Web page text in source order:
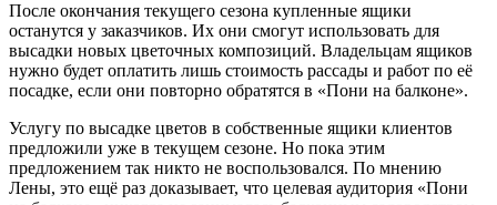
После окончания текущего сезона купленные ящики
останутся у заказчиков. Их они смогут использовать для
высадки новых цветочных композиций. Владельцам ящиков
нужно будет оплатить лишь стоимость рассады и работ по её
посадке, если они повторно обратятся в «Пони на балконе».
Услугу по высадке цветов в собственные ящики клиентов
предложили уже в текущем сезоне. Но пока этим
предложением так никто не воспользовался. По мнению
Лены, это ещё раз доказывает, что целевая аудитория «Пони